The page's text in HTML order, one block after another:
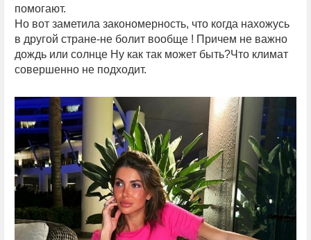
помогают.
Но вот заметила закономерность, что когда нахожусь
в другой стране-не болит вообще ! Причем не важно
дождь или солнце Ну как так может быть?Что климат
совершенно не подходит.